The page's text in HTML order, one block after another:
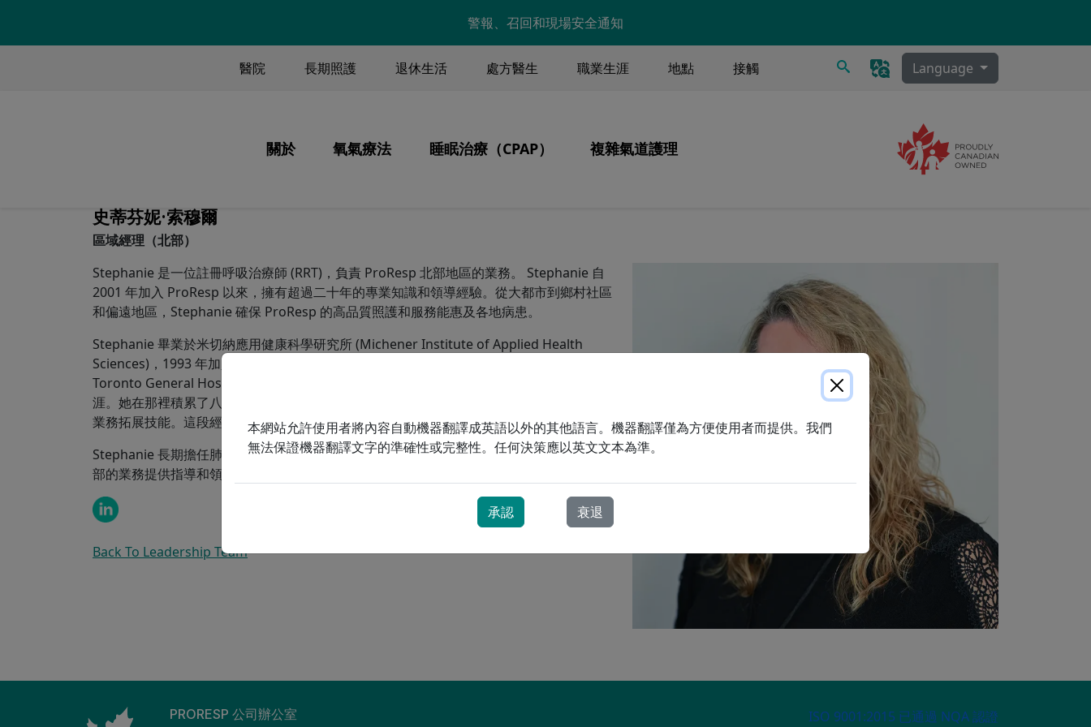
警報、召回和現場安全通知
TOP MENU
醫院 長期照護 退休生活 處方醫生 職業生涯 地點 接觸 搜尋 Language
MAIN MENU
關於
我們的歷史
我們的品質
我們的合作夥伴
綠色環境
我們的高階領導團隊
氧氣療法
氧氣安全
旅行
資金
COPD
睡眠治療（CPAP）
CPAP 保養與清潔
攜帶 CPAP 旅行
資金
複雜氣道護理
史蒂芬妮·索穆爾
區域經理（北部）
Stephanie 是一位註冊呼吸治療師 (RRT)，負責 ProResp 北部地區的業務。 Stephanie 自
2001 年加入 ProResp 以來，擁有超過二十年的專業知識和領導經驗。從大都市到鄉村社區
和偏遠地區，Stephanie 確保 ProResp 的高品質照護和服務能惠及各地病患。
Stephanie 畢業於米切納應用健康科學研究所 (Michener Institute of Applied Health
Sciences)，1993 年加入多倫多大學健康網絡總醫院 (University Health Network –
Toronto General Hospital)，擔任呼吸治療 (RRT) 工作人員，開啟了她的呼吸治療職業生
涯。她在那裡積累了八年的急診護理經驗，之後創辦了一家小公司，並在那裡積累了管理和
業務拓展技能。這段經歷促使她在 ProResp 從事業務拓展和臨床領導工作。
Stephanie 長期擔任肺部健康基金會及其他本地計畫的志工。她為 ProResp 在安大略省北
部的業務提供指導和領導，致力於創造優化患者護理體驗的文化。
Back To Leadership Team
PRORESP 公司辦公室
ISO 9001:2015 已通過 NQA 認證
本網站允許使用者將內容自動機器翻譯成英語以外的其他語言。機器翻譯僅為方便使用者而提供。我們
無法保證機器翻譯文字的準確性或完整性。任何決策應以英文文本為準。
承認 衰退